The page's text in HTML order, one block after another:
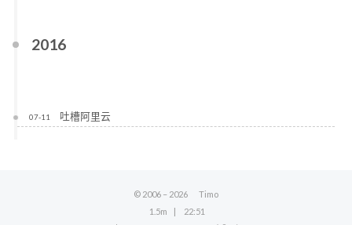
2016
07-11 吐槽阿里云
© 2006 – 2026
Timo
1.5m
22:51